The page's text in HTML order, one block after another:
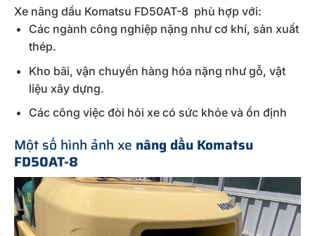
Xe nâng dầu Komatsu FD50AT-8 phù hợp với:
Các ngành công nghiệp nặng như cơ khí, sản xuất
thép.
Kho bãi, vận chuyển hàng hóa nặng như gỗ, vật
liệu xây dựng.
Các công việc đòi hỏi xe có sức khỏe và ổn định
Một số hình ảnh xe nâng dầu Komatsu
FD50AT-8